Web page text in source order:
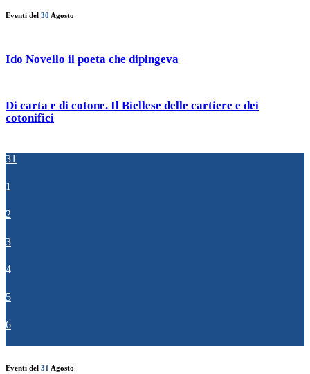
Eventi del 30 Agosto
Ido Novello il poeta che dipingeva
Di carta e di cotone. Il Biellese delle cartiere e dei
cotonifici
31
1
2
3
4
5
6
Eventi del 31 Agosto